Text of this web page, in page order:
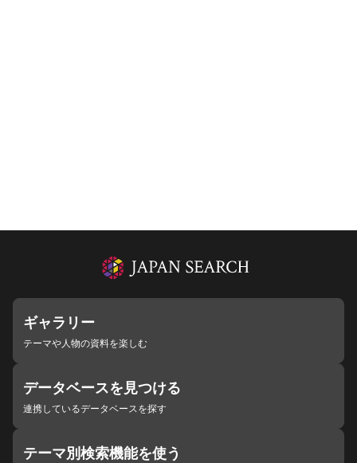
ギャラリー
テーマや人物の資料を楽しむ
データベースを見つける
連携しているデータベースを探す
テーマ別検索機能を使う